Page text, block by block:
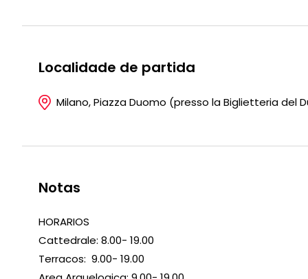
Localidade de partida
Milano, Piazza Duomo (presso la Biglietteria del
Notas
HORARIOS
Cattedrale: 8.00- 19.00
Terracos: 9.00- 19.00